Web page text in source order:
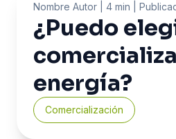
Nombre Autor | 4 min |
¿Puedo
energía?
Comercialización